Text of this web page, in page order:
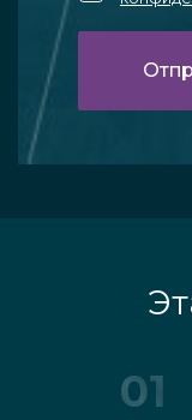
01